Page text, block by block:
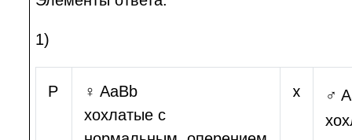
1)
Р ♀ AaBb
хохлатые с
x
♂